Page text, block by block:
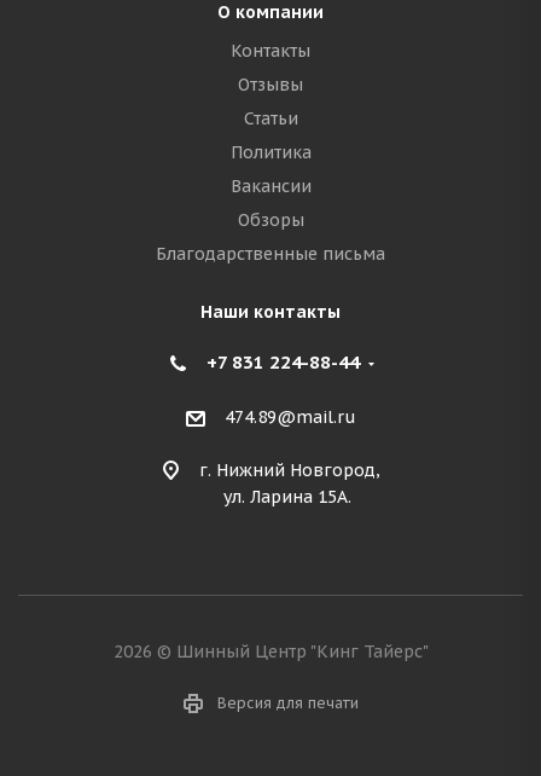
О компании
Контакты
Отзывы
Статьи
Политика
Вакансии
Обзоры
Благодарственные письма
Наши контакты
+7 831 224-88-44
474.89@mail.ru
г. Нижний Новгород,
ул. Ларина 15А.
2026 © Шинный Центр "Кинг Тайерс"
Версия для печати